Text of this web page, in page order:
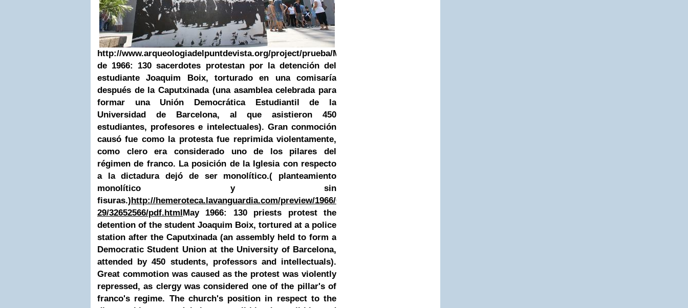
http://www.arqueologiadelpuntdevista.org/project/prueba/Mayo
de 1966: 130 sacerdotes protestan por la detención del
estudiante Joaquim Boix, torturado en una comisaría
después de la Caputxinada (una asamblea celebrada para
formar una Unión Democrática Estudiantil de la
Universidad de Barcelona, al que asistieron 450
estudiantes, profesores e intelectuales). Gran conmoción
causó fue como la protesta fue reprimida violentamente,
como clero era considerado uno de los pilares del
régimen de franco. La posición de la Iglesia con respecto
a la dictadura dejó de ser monolítico.( planteamiento
monolítico y sin
fisuras.)http://hemeroteca.lavanguardia.com/preview/1966/05/10/pagina-
29/32652566/pdf.htmlMay 1966: 130 priests protest the
detention of the student Joaquim Boix, tortured at a police
station after the Caputxinada (an assembly held to form a
Democratic Student Union at the University of Barcelona,
attended by 450 students, professors and intellectuals).
Great commotion was caused as the protest was violently
repressed, as clergy was considered one of the pillar's of
franco's regime. The church's position in respect to the